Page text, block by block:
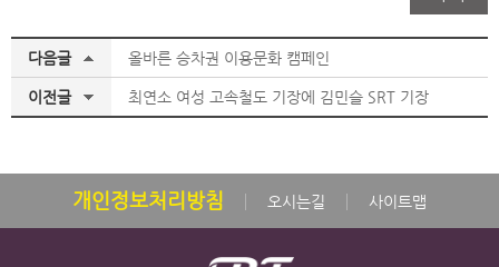
다음글 올바른 승차권 이용문화 캠페인
이전글 최연소 여성 고속철도 기장에 김민슬 SRT 기장
개인정보처리방침 오시는길 사이트맵